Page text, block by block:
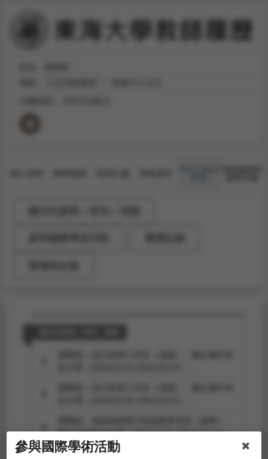
國立澎湖科技大學（2025.10.15-2025.10.15）。
羅際鋐。教師教學培力工作坊（講學），高雄市
參與國際學術活動